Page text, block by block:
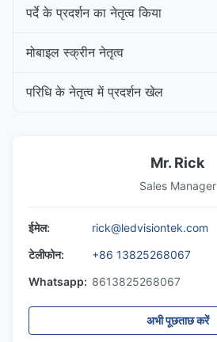
पर्दे के प्रदर्शन का नेतृत्व किया
मोबाइल स्क्रीन नेतृत्व
परिधि के नेतृत्व में प्रदर्शन खेल
Mr. Rick
Sales Manager
ईमेल:
rick@ledvisiontek.com
टेलीफोन:
+86 13825268067
Whatsapp: 8613825268067
अभी पूछताछ करें